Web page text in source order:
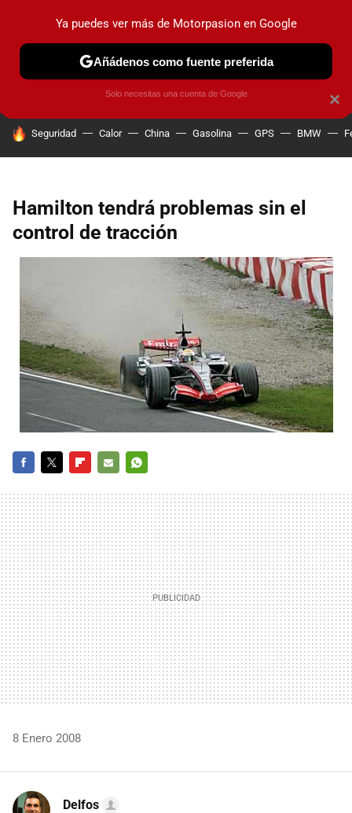
PRUEBAS COCHES ELÉCTRICOS OBSERVATORIO
HOY SE HABLA DE
Seguridad Calor China Gasolina GPS BMW
Hamilton tendrá problemas sin el
control de tracción
MAIL
8 Enero 2008
Delfos
×
Ya puedes ver más de Motorpasion en Google
Añádenos como fuente preferida
Solo necesitas una cuenta de Google